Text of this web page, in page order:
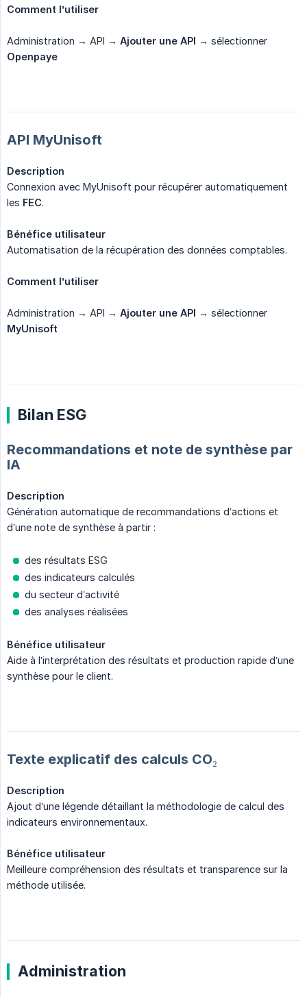
Comment l’utiliser
Administration → API → Ajouter une API → sélectionner
Openpaye
API MyUnisoft
Description
Connexion avec MyUnisoft pour récupérer automatiquement
les FEC.
Bénéfice utilisateur
Automatisation de la récupération des données comptables.
Comment l’utiliser
Administration → API → Ajouter une API → sélectionner
MyUnisoft
Bilan ESG
Recommandations et note de synthèse par
IA
Description
Génération automatique de recommandations d’actions et
d’une note de synthèse à partir :
des résultats ESG
des indicateurs calculés
du secteur d’activité
des analyses réalisées
Bénéfice utilisateur
Aide à l’interprétation des résultats et production rapide d’une
synthèse pour le client.
Texte explicatif des calculs CO₂
Description
Ajout d’une légende détaillant la méthodologie de calcul des
indicateurs environnementaux.
Bénéfice utilisateur
Meilleure compréhension des résultats et transparence sur la
méthode utilisée.
Administration